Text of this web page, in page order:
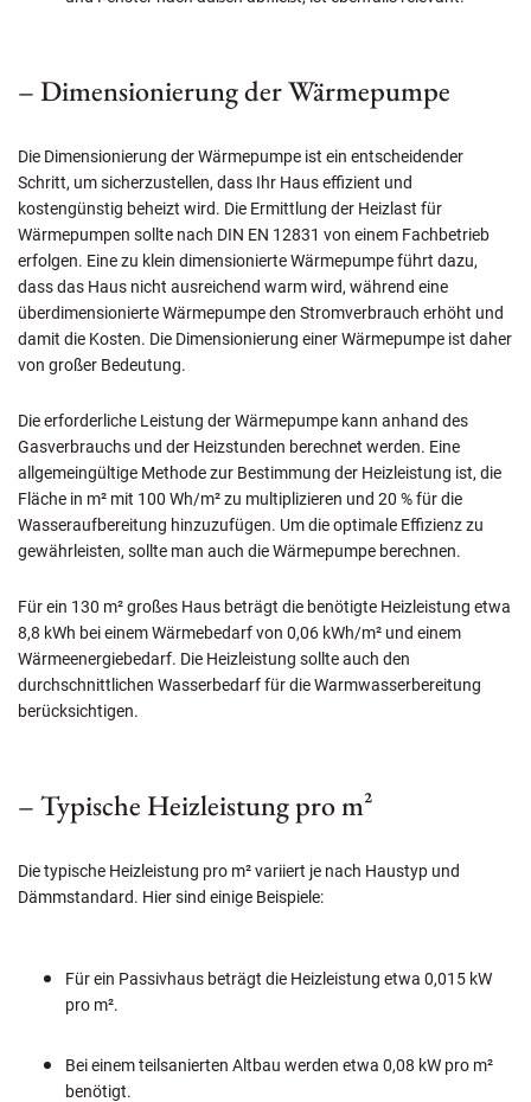
– Dimensionierung der Wärmepumpe
Die Dimensionierung der Wärmepumpe ist ein entscheidender
Schritt, um sicherzustellen, dass Ihr Haus effizient und
kostengünstig beheizt wird. Die Ermittlung der Heizlast für
Wärmepumpen sollte nach DIN EN 12831 von einem Fachbetrieb
erfolgen. Eine zu klein dimensionierte Wärmepumpe führt dazu,
dass das Haus nicht ausreichend warm wird, während eine
überdimensionierte Wärmepumpe den Stromverbrauch erhöht und
damit die Kosten. Die Dimensionierung einer Wärmepumpe ist daher
von großer Bedeutung.
Die erforderliche Leistung der Wärmepumpe kann anhand des
Gasverbrauchs und der Heizstunden berechnet werden. Eine
allgemeingültige Methode zur Bestimmung der Heizleistung ist, die
Fläche in m² mit 100 Wh/m² zu multiplizieren und 20 % für die
Wasseraufbereitung hinzuzufügen. Um die optimale Effizienz zu
gewährleisten, sollte man auch die Wärmepumpe berechnen.
Für ein 130 m² großes Haus beträgt die benötigte Heizleistung etwa
8,8 kWh bei einem Wärmebedarf von 0,06 kWh/m² und einem
Wärmeenergiebedarf. Die Heizleistung sollte auch den
durchschnittlichen Wasserbedarf für die Warmwasserbereitung
berücksichtigen.
– Typische Heizleistung pro m²
Die typische Heizleistung pro m² variiert je nach Haustyp und
Dämmstandard. Hier sind einige Beispiele:
Für ein Passivhaus beträgt die Heizleistung etwa 0,015 kW
pro m².
Bei einem teilsanierten Altbau werden etwa 0,08 kW pro m²
benötigt.